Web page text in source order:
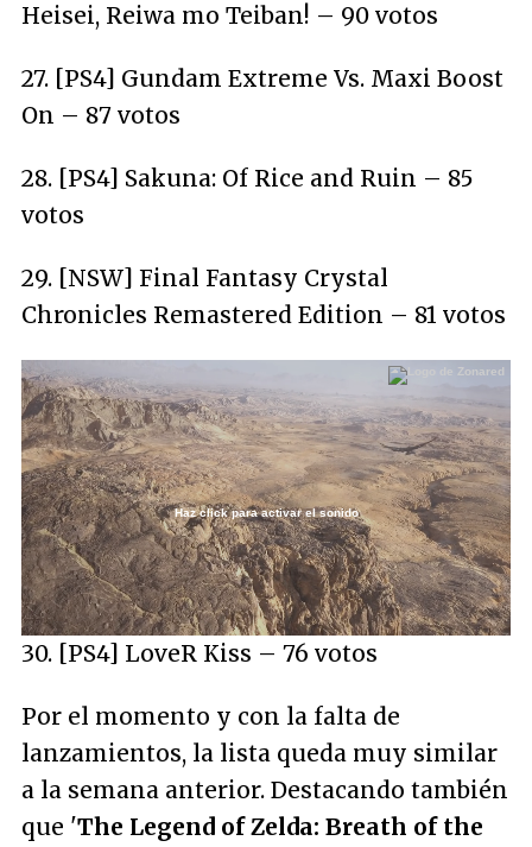
Heisei, Reiwa mo Teiban! – 90 votos
27. [PS4] Gundam Extreme Vs. Maxi Boost
On – 87 votos
28. [PS4] Sakuna: Of Rice and Ruin – 85
votos
29. [NSW] Final Fantasy Crystal
Chronicles Remastered Edition – 81 votos
Unmute /
Loaded:
13.43%
Haz click para activar el sonido
30. [PS4] LoveR Kiss – 76 votos
Por el momento y con la falta de
lanzamientos, la lista queda muy similar
a la semana anterior. Destacando también
que 'The Legend of Zelda: Breath of the